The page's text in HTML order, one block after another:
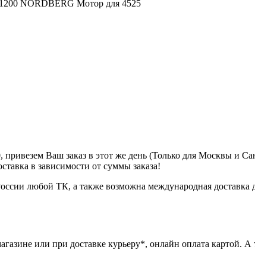
привезем Ваш заказ в этот же день (Только для Москвы и
в зависимости от суммы заказа!
любой ТК, а также возможна международная
или при доставке курьеру*, онлайн оплата картой.